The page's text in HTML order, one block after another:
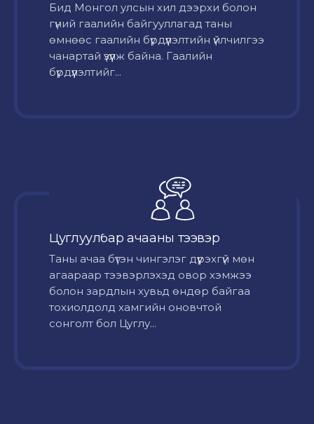
Бид Монгол улсын хил дээрхи болон
гүний гаалийн байгууллагад таны
өмнөөс гаалийн бүрдүүлэлтийн үйлчилгээ
чанартай үзүүлж байна. Гаалийн
бүрдүүлэлтийг...
Цуглуулбар ачааны тээвэр
Таны ачаа бүтэн чингэлэг дүүрэхгүй мөн
агаараар тээвэрлэхэд овор хэмжээ
болон зардлын хувьд өндөр байгаа
тохиолдолд хамгийн оновчтой
сонголт бол Цуглу...